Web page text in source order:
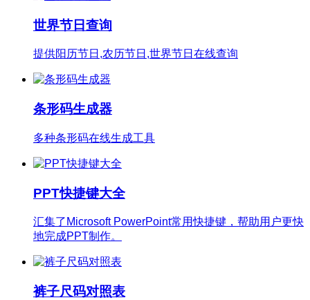
世界节日查询
提供阳历节日,农历节日,世界节日在线查询
条形码生成器
多种条形码在线生成工具
PPT快捷键大全
汇集了Microsoft PowerPoint常用快捷键，帮助用户更快
地完成PPT制作。
裤子尺码对照表